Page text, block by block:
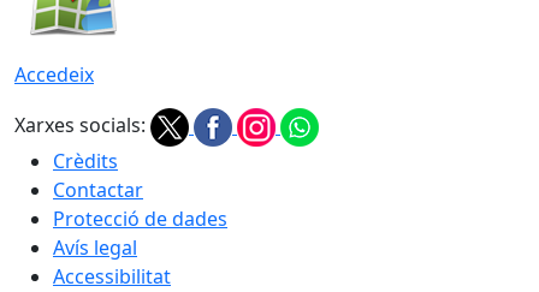
Accedeix
Xarxes socials:
Crèdits
Contactar
Protecció de dades
Avís legal
Accessibilitat